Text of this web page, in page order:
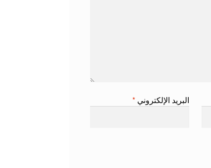
البريد الإلكتروني *